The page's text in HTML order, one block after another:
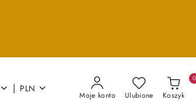
| PLN
Moje konto Ulubione Koszyk
0